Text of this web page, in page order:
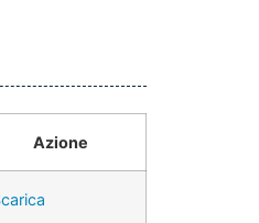
Azione